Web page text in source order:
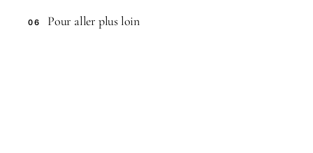
06 Pour aller plus loin